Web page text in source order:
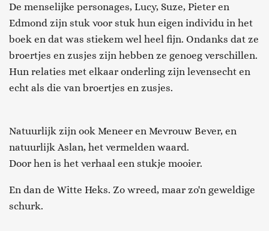
De menselijke personages, Lucy, Suze, Pieter en
Edmond zijn stuk voor stuk hun eigen individu in het
boek en dat was stiekem wel heel fijn. Ondanks dat ze
broertjes en zusjes zijn hebben ze genoeg verschillen.
Hun relaties met elkaar onderling zijn levensecht en
echt als die van broertjes en zusjes.
Natuurlijk zijn ook Meneer en Mevrouw Bever, en
natuurlijk Aslan, het vermelden waard.
Door hen is het verhaal een stukje mooier.
En dan de Witte Heks. Zo wreed, maar zo'n geweldige
schurk.